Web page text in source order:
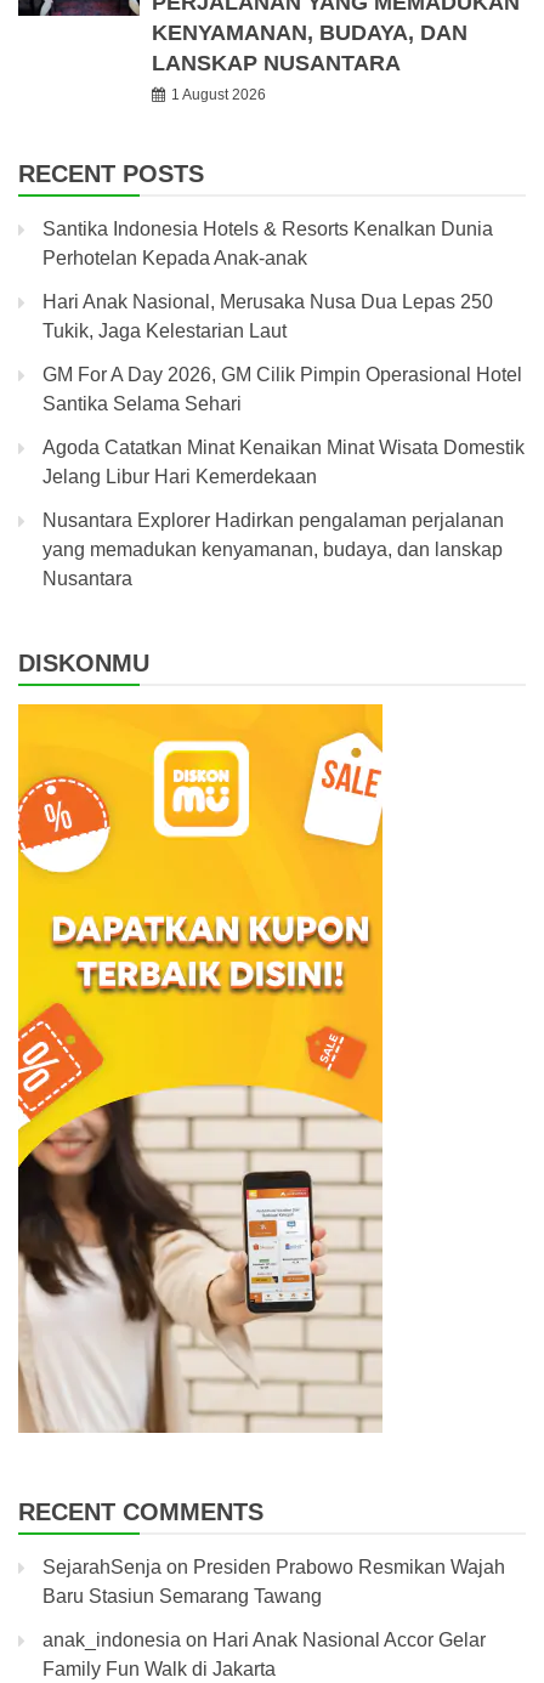
KENYAMANAN, BUDAYA, DAN
LANSKAP NUSANTARA
1 August 2026
RECENT POSTS
Santika Indonesia Hotels & Resorts Kenalkan Dunia
Perhotelan Kepada Anak-anak
Hari Anak Nasional, Merusaka Nusa Dua Lepas 250
Tukik, Jaga Kelestarian Laut
GM For A Day 2026, GM Cilik Pimpin Operasional Hotel
Santika Selama Sehari
Agoda Catatkan Minat Kenaikan Minat Wisata Domestik
Jelang Libur Hari Kemerdekaan
Nusantara Explorer Hadirkan pengalaman perjalanan
yang memadukan kenyamanan, budaya, dan lanskap
Nusantara
DISKONMU
RECENT COMMENTS
SejarahSenja on Presiden Prabowo Resmikan Wajah
Baru Stasiun Semarang Tawang
anak_indonesia on Hari Anak Nasional Accor Gelar
Family Fun Walk di Jakarta